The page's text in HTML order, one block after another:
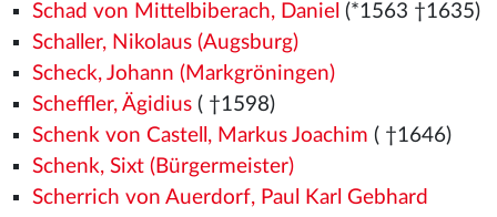
Schad von Mittelbiberach, Daniel (*1563 †1635)
Schaller, Nikolaus (Augsburg)
Scheck, Johann (Markgröningen)
Scheffler, Ägidius( †1598)
Schenk von Castell, Markus Joachim ( †1646)
Schenk, Sixt (Bürgermeister)
Scherrich von Auerdorf, Paul Karl Gebhard